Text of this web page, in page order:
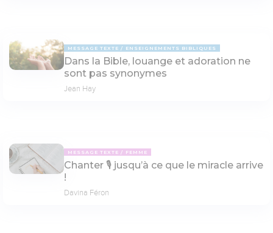
MESSAGE TEXTE ENSEIGNEMENTS BIBLIQUES
Dans la Bible, louange et adoration ne
sont pas synonymes
Jean Hay
MESSAGE TEXTE FEMME
Chanter 🎙 jusqu’à ce que le miracle arrive
!
Davina Féron